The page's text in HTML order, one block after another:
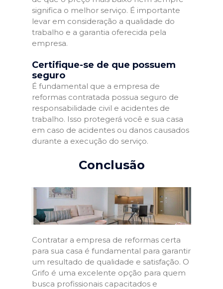
significa o melhor serviço. É importante
levar em consideração a qualidade do
trabalho e a garantia oferecida pela
empresa.
Certifique-se de que possuem
seguro
É fundamental que a empresa de
reformas contratada possua seguro de
responsabilidade civil e acidentes de
trabalho. Isso protegerá você e sua casa
em caso de acidentes ou danos causados
durante a execução do serviço.
Conclusão
Contratar a empresa de reformas certa
para sua casa é fundamental para garantir
um resultado de qualidade e satisfação. O
Grifo é uma excelente opção para quem
busca profissionais capacitados e